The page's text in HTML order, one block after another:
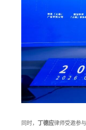
同时， 丁德应律师受邀参与